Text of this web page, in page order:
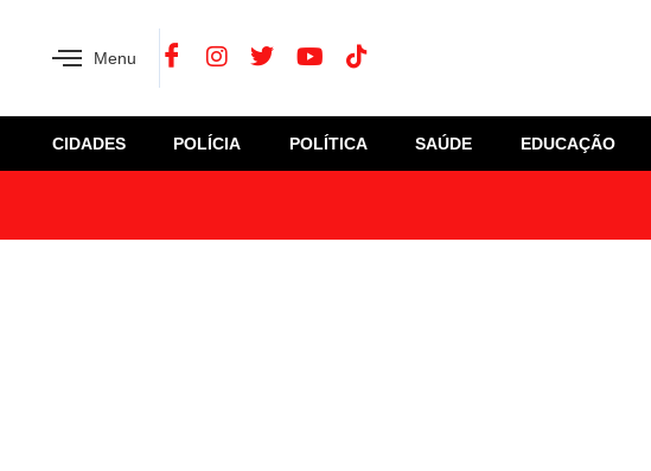
Menu
CIDADES POLÍCIA POLÍTICA SAÚDE EDUCAÇÃO